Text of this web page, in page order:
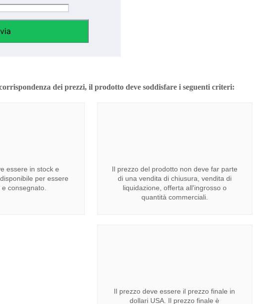
dei prezzi, il prodotto deve soddisfare i seguenti criteri:
essere in stock e
per essere
consegnato.
Il prezzo del prodotto non deve far parte
di una vendita di chiusura, vendita di
liquidazione, offerta all'ingrosso o
quantità commerciali.
Il prezzo deve essere il prezzo finale in
dollari USA. Il prezzo finale è